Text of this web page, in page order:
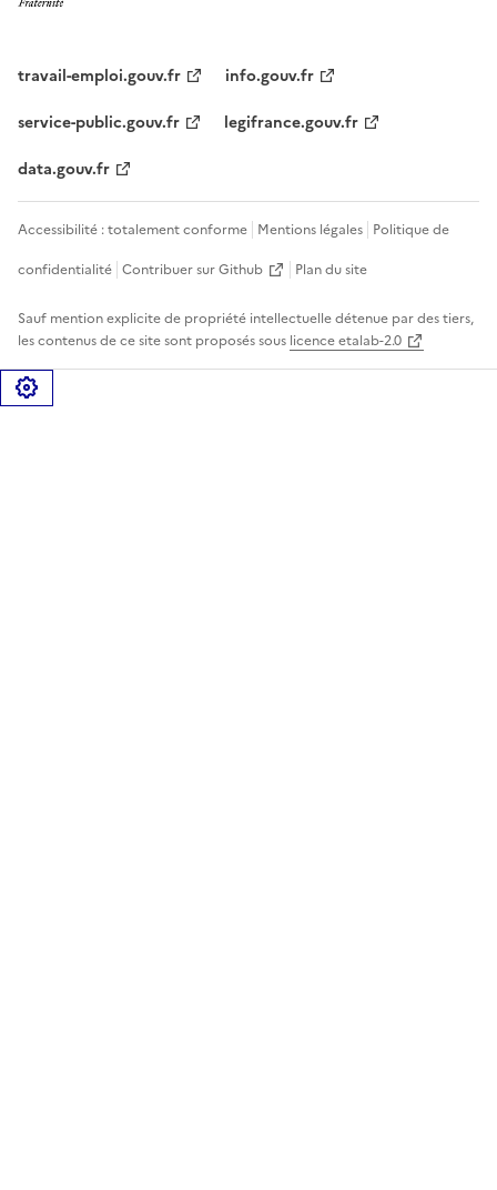
travail-emploi.gouv.fr
info.gouv.fr
service-public.gouv.fr
legifrance.gouv.fr
data.gouv.fr
Accessibilité : totalement conforme Mentions légales Politique de
confidentialité Contribuer sur Github Plan du site
Sauf mention explicite de propriété intellectuelle détenue par des tiers,
les contenus de ce site sont proposés sous licence etalab-2.0
Gérer les cookies